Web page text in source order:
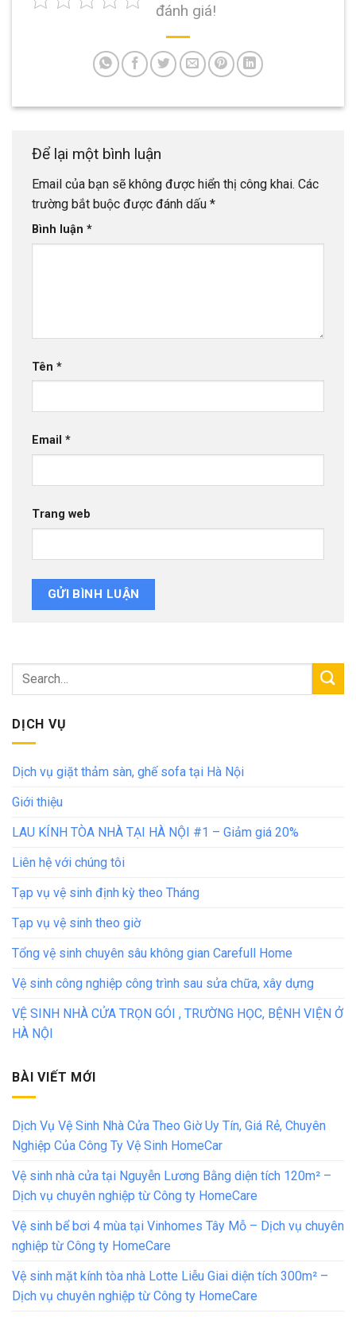
đánh giá!
Để lại một bình luận
Email của bạn sẽ không được hiển thị công khai. Các
trường bắt buộc được đánh dấu *
Bình luận *
Tên *
Email *
Trang web
DỊCH VỤ
Dịch vụ giặt thảm sàn, ghế sofa tại Hà Nội
Giới thiệu
LAU KÍNH TÒA NHÀ TẠI HÀ NỘI #1 – Giảm giá 20%
Liên hệ với chúng tôi
Tạp vụ vệ sinh định kỳ theo Tháng
Tạp vụ vệ sinh theo giờ
Tổng vệ sinh chuyên sâu không gian Carefull Home
Vệ sinh công nghiệp công trình sau sửa chữa, xây dựng
VỆ SINH NHÀ CỬA TRỌN GÓI , TRƯỜNG HỌC, BỆNH VIỆN Ở
HÀ NỘI
BÀI VIẾT MỚI
Dịch Vụ Vệ Sinh Nhà Cửa Theo Giờ Uy Tín, Giá Rẻ, Chuyên
Nghiệp Của Công Ty Vệ Sinh HomeCar
Vệ sinh nhà cửa tại Nguyễn Lương Bằng diện tích 120m² –
Dịch vụ chuyên nghiệp từ Công ty HomeCare
Vệ sinh bể bơi 4 mùa tại Vinhomes Tây Mỗ – Dịch vụ chuyên
nghiệp từ Công ty HomeCare
Vệ sinh mặt kính tòa nhà Lotte Liễu Giai diện tích 300m² –
Dịch vụ chuyên nghiệp từ Công ty HomeCare